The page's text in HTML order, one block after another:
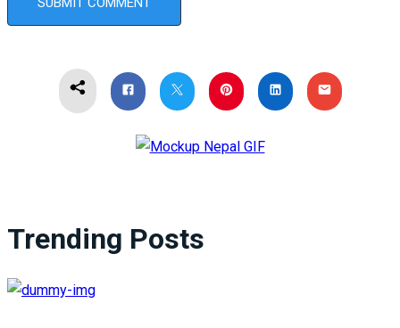
Trending Posts